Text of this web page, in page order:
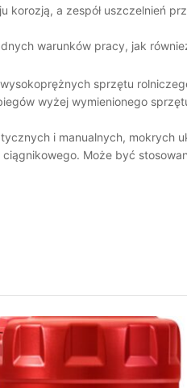
korozją, a zespół uszczelnień
warunków pracy, jak
sprzętu
wyżej wymienionego
i manualnych, mokrych
Może być